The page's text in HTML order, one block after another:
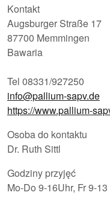
Kontakt
Augsburger Straße 17
87700 Memmingen
Bawaria
Tel 08331/927250
info@pallium-sapv.de
https://www.pallium-
Osoba do kontaktu
Dr. Ruth Sittl
Godziny przyjęć
Mo-Do 9-16Uhr, Fr 9-